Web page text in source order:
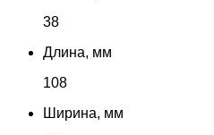
38
Длина, мм
108
Ширина, мм